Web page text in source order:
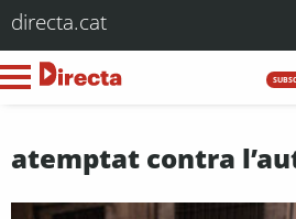
directa.cat
atemptat contra